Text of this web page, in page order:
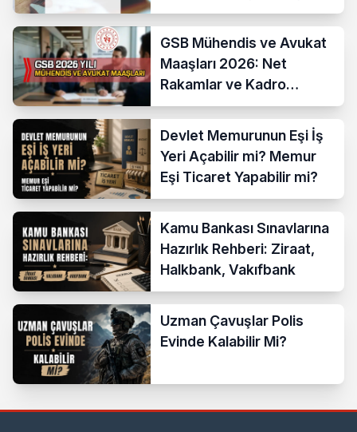
Yüzde 13,52 Oldu
GSB Mühendis ve Avukat
Maaşları 2026: Net
Rakamlar ve Kadro
Karşılaştırması
Devlet Memurunun Eşi İş
Yeri Açabilir mi? Memur
Eşi Ticaret Yapabilir mi?
Kamu Bankası Sınavlarına
Hazırlık Rehberi: Ziraat,
Halkbank, Vakıfbank
Uzman Çavuşlar Polis
Evinde Kalabilir Mi?